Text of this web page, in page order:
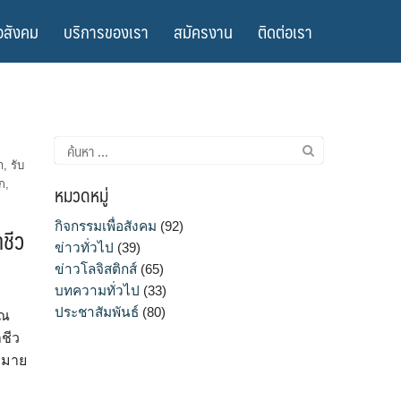
งคม บริการของเรา สมัครงาน ติดต่อเรา
, รับ
,
ว
ว
าย
ค้นหา
สำหรับ:
หมวดหมู่
กิจกรรมเพื่อสังคม (92)
ข่าวทั่วไป (39)
ข่าวโลจิสติกส์ (65)
บทความทั่วไป (33)
ประชาสัมพันธ์ (80)